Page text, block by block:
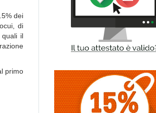
dei
di
quali il
primo